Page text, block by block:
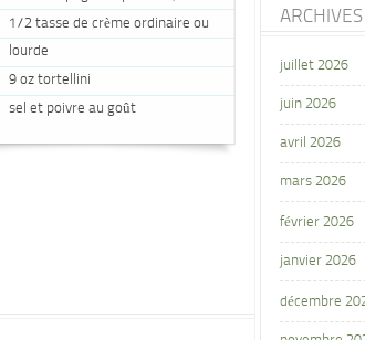
1/2 tasse de crème ordinaire ou
lourde
9 oz tortellini
sel et poivre au goût
ARCHIVES
juillet 2026
juin 2026
avril 2026
mars 2026
février 2026
janvier 2026
décembre